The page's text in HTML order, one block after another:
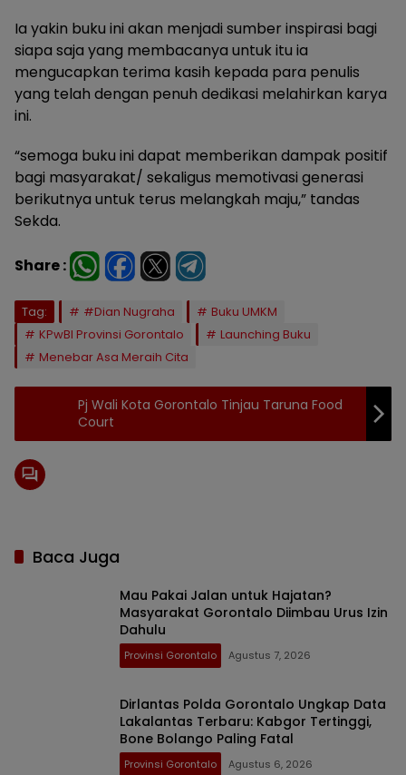
Ia yakin buku ini akan menjadi sumber inspirasi bagi
siapa saja yang membacanya untuk itu ia
mengucapkan terima kasih kepada para penulis
yang telah dengan penuh dedikasi melahirkan karya
ini.
“semoga buku ini dapat memberikan dampak positif
bagi masyarakat/ sekaligus memotivasi generasi
berikutnya untuk terus melangkah maju,” tandas
Sekda.
Share :
Tag: #Dian Nugraha
Buku UMKM
KPwBI Provinsi Gorontalo
Launching Buku
Menebar Asa Meraih Cita
Pj Wali Kota Gorontalo Tinjau Taruna Food
Court
Baca Juga
Mau Pakai Jalan untuk Hajatan?
Masyarakat Gorontalo Diimbau Urus Izin
Dahulu
Provinsi Gorontalo Agustus 7, 2026
Dirlantas Polda Gorontalo Ungkap Data
Lakalantas Terbaru: Kabgor Tertinggi,
Bone Bolango Paling Fatal
Provinsi Gorontalo Agustus 6, 2026